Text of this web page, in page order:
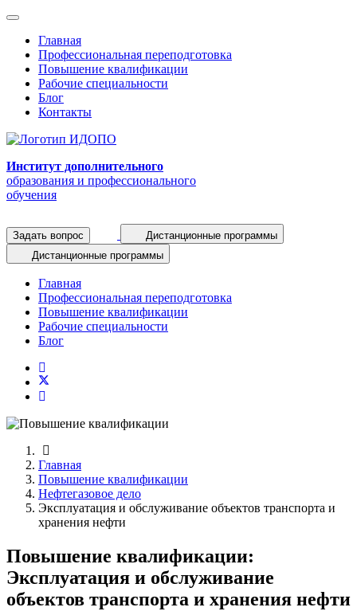
Главная
Профессиональная переподготовка
Повышение квалификации
Рабочие специальности
Блог
Контакты
Институт дополнительного
образования и профессионального
обучения
Задать вопрос
Дистанционные программы
Дистанционные программы
Главная
Профессиональная переподготовка
Повышение квалификации
Рабочие специальности
Блог
Главная
Повышение квалификации
Нефтегазовое дело
Эксплуатация и обслуживание объектов транспорта и
хранения нефти
Повышение квалификации:
Эксплуатация и обслуживание
объектов транспорта и хранения нефти